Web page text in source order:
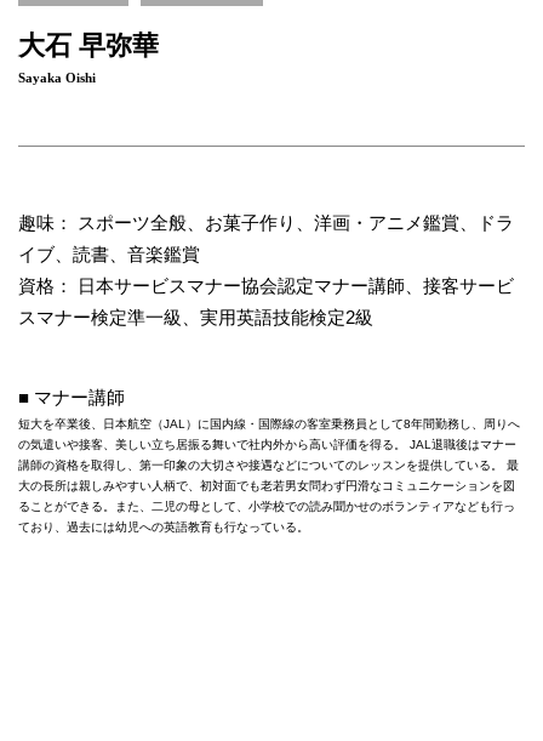
大石 早弥華
Sayaka Oishi
趣味： スポーツ全般、お菓子作り、洋画・アニメ鑑賞、ドラ
イブ、読書、音楽鑑賞
資格： 日本サービスマナー協会認定マナー講師、接客サービ
スマナー検定準一級、実用英語技能検定2級
■ マナー講師
短大を卒業後、日本航空（JAL）に国内線・国際線の客室乗務員として8年間勤務し、周りへ
の気遣いや接客、美しい立ち居振る舞いで社内外から高い評価を得る。 JAL退職後はマナー
講師の資格を取得し、第一印象の大切さや接遇などについてのレッスンを提供している。 最
大の長所は親しみやすい人柄で、初対面でも老若男女問わず円滑なコミュニケーションを図
ることができる。また、二児の母として、小学校での読み聞かせのボランティアなども行っ
ており、過去には幼児への英語教育も行なっている。